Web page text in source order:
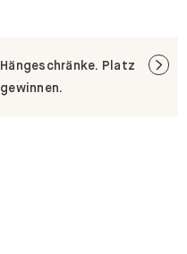
Hängeschränke. Platz
gewinnen.